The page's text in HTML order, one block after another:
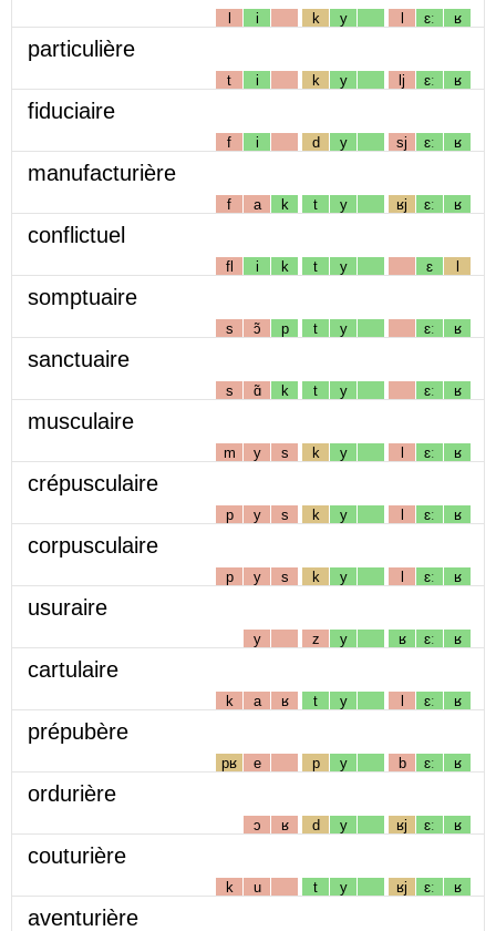
l i k y l ɛː ʁ
particulière
t i k y lj ɛː ʁ
fiduciaire
f i d y sj ɛː ʁ
manufacturière
f a k t y ʁj ɛː ʁ
conflictuel
fl i k t y ɛ l
somptuaire
s ɔ̃ p t y ɛː ʁ
sanctuaire
s ɑ̃ k t y ɛː ʁ
musculaire
m y s k y l ɛː ʁ
crépusculaire
p y s k y l ɛː ʁ
corpusculaire
p y s k y l ɛː ʁ
usuraire
y z y ʁ ɛː ʁ
cartulaire
k a ʁ t y l ɛː ʁ
prépubère
pʁ e p y b ɛː ʁ
ordurière
ɔ ʁ d y ʁj ɛː ʁ
couturière
k u t y ʁj ɛː ʁ
aventurière